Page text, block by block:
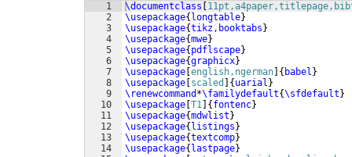
1
2
3
4
5
6
7
8
9
10
11
12
13
14
\documentclass
\usepackage{ longtable}
\usepackage{tikz,booktabs }
\usepackage{mwe}
\usepackage{ pdflscape}
\usepackage{graphicx}
\usepackage english,ngerman { babel }
\usepackage scaled { uarial }
\renewcommand *\familydefault{\sfdefault }
\usepackage T1 { fontenc}
\usepackage{mdwlist }
\usepackage{ listings }
\usepackage{textcomp}
\usepackage{ lastpage}